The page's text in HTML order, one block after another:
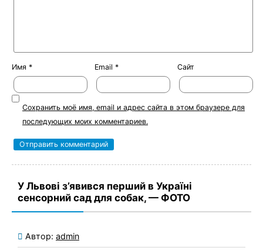
Имя * Email * Сайт
Сохранить моё имя, email и адрес сайта в этом браузере для
последующих моих комментариев.
У Львові з’явився перший в Україні
сенсорний сад для собак, — ФОТО
Автор: admin